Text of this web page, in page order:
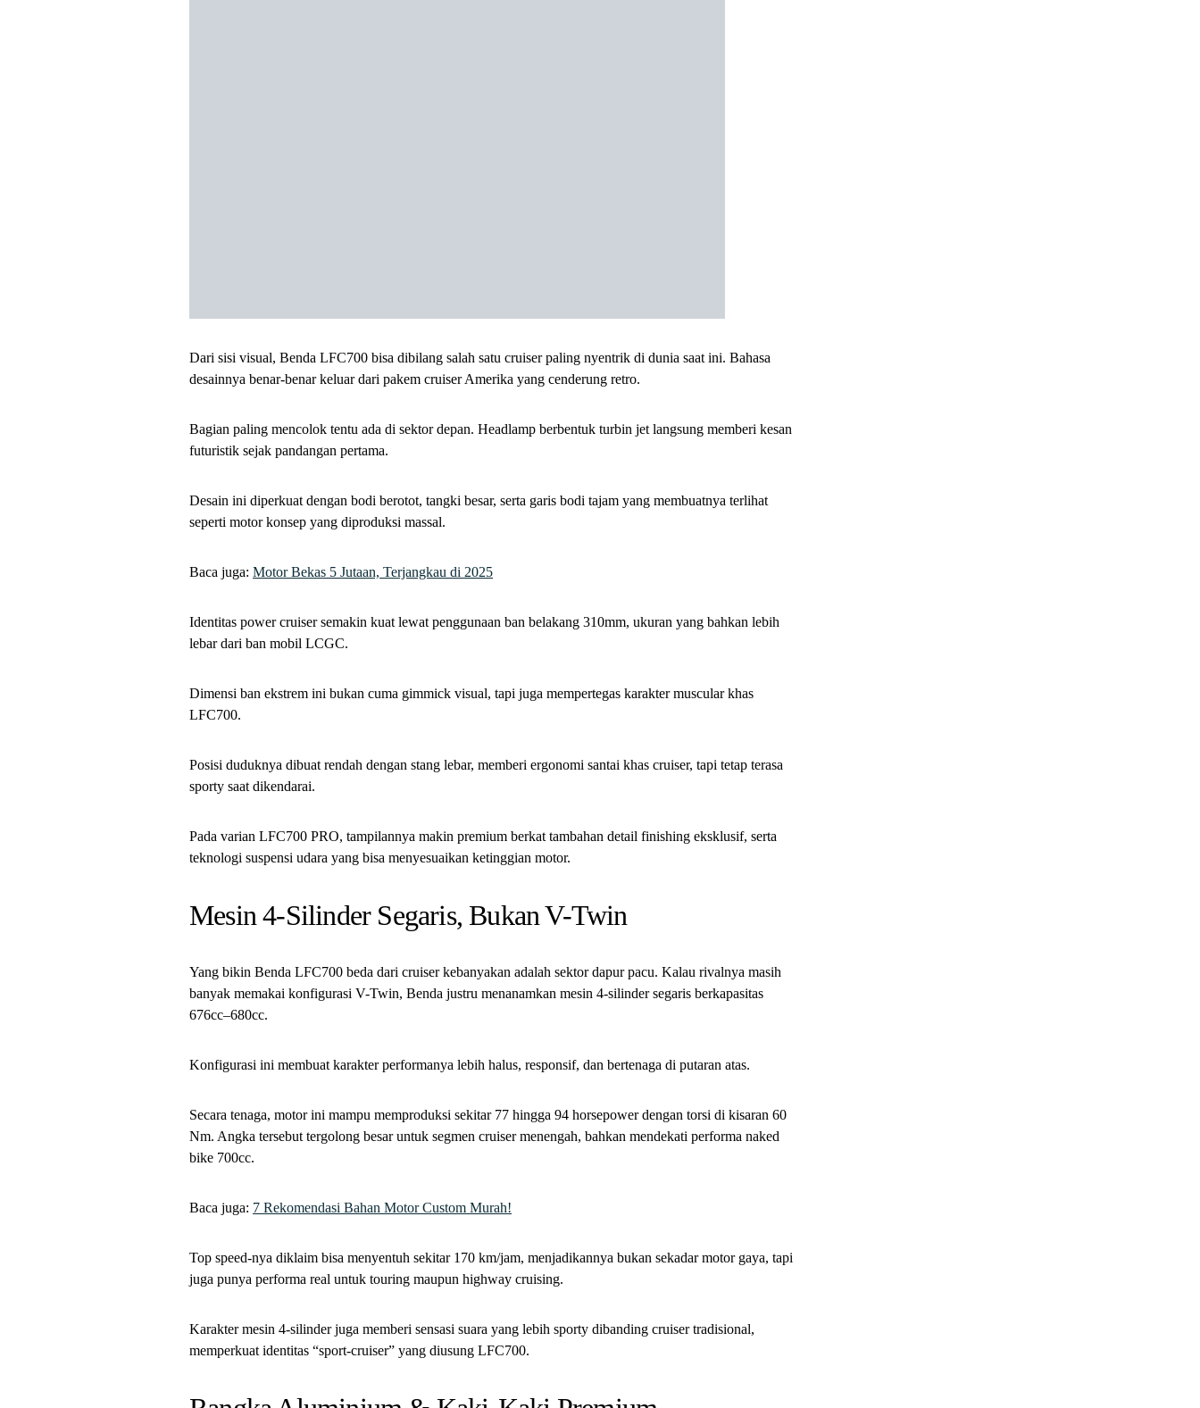
Dari sisi visual, Benda LFC700 bisa dibilang salah satu cruiser paling nyentrik di dunia saat ini. Bahasa
desainnya benar-benar keluar dari pakem cruiser Amerika yang cenderung retro.
Bagian paling mencolok tentu ada di sektor depan. Headlamp berbentuk turbin jet langsung memberi kesan
futuristik sejak pandangan pertama.
Desain ini diperkuat dengan bodi berotot, tangki besar, serta garis bodi tajam yang membuatnya terlihat
seperti motor konsep yang diproduksi massal.
Baca juga: Motor Bekas 5 Jutaan, Terjangkau di 2025
Identitas power cruiser semakin kuat lewat penggunaan ban belakang 310mm, ukuran yang bahkan lebih
lebar dari ban mobil LCGC.
Dimensi ban ekstrem ini bukan cuma gimmick visual, tapi juga mempertegas karakter muscular khas
LFC700.
Posisi duduknya dibuat rendah dengan stang lebar, memberi ergonomi santai khas cruiser, tapi tetap terasa
sporty saat dikendarai.
Pada varian LFC700 PRO, tampilannya makin premium berkat tambahan detail finishing eksklusif, serta
teknologi suspensi udara yang bisa menyesuaikan ketinggian motor.
Mesin 4-Silinder Segaris, Bukan V-Twin
Yang bikin Benda LFC700 beda dari cruiser kebanyakan adalah sektor dapur pacu. Kalau rivalnya masih
banyak memakai konfigurasi V-Twin, Benda justru menanamkan mesin 4-silinder segaris berkapasitas
676cc–680cc.
Konfigurasi ini membuat karakter performanya lebih halus, responsif, dan bertenaga di putaran atas.
Secara tenaga, motor ini mampu memproduksi sekitar 77 hingga 94 horsepower dengan torsi di kisaran 60
Nm. Angka tersebut tergolong besar untuk segmen cruiser menengah, bahkan mendekati performa naked
bike 700cc.
Baca juga: 7 Rekomendasi Bahan Motor Custom Murah!
Top speed-nya diklaim bisa menyentuh sekitar 170 km/jam, menjadikannya bukan sekadar motor gaya, tapi
juga punya performa real untuk touring maupun highway cruising.
Karakter mesin 4-silinder juga memberi sensasi suara yang lebih sporty dibanding cruiser tradisional,
memperkuat identitas “sport-cruiser” yang diusung LFC700.